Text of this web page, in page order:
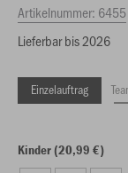
Artikelnummer: 6455
Lieferbar bis 2026
Einzelauftrag
Kinder (20,99 €)